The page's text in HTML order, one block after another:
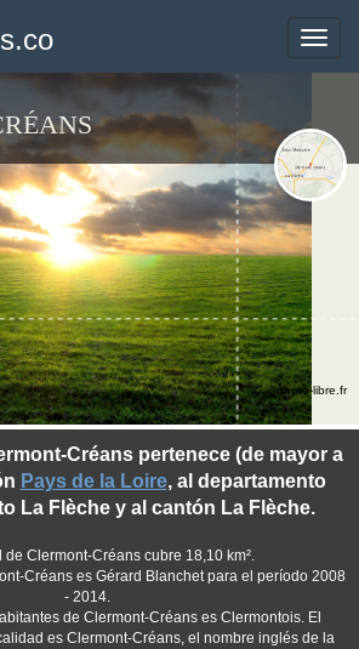
Toggle
Créans pertenece (de mayor a
Pays de la Loire, al departamento
La Flèche y al cantón La Flèche.
de Clermont-Créans cubre 18,10 km².
Créans es Gérard Blanchet para el período 2008
- 2014.
de Clermont-Créans es Clermontois. El
es Clermont-Créans, el nombre inglés de la
©photo-libre.fr
Toggle